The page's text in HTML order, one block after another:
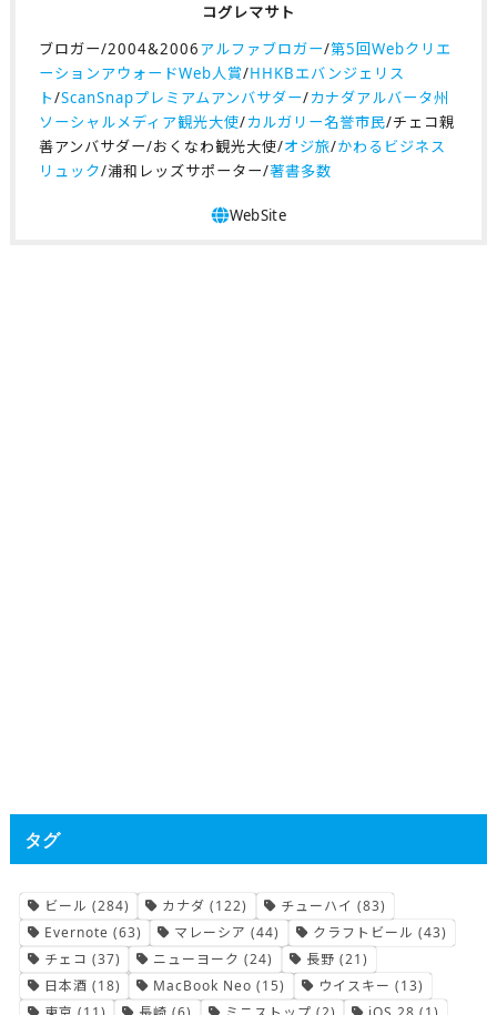
コグレマサト
ブロガー/2004&2006アルファブロガー/第5回Webクリエ
ーションアウォードWeb人賞/HHKBエバンジェリス
ト/ScanSnapプレミアムアンバサダー/カナダアルバータ州
ソーシャルメディア観光大使/カルガリー名誉市民/チェコ親
善アンバサダー/おくなわ観光大使/オジ旅/かわるビジネス
リュック/浦和レッズサポーター/著書多数
タグ
ビール (284) カナダ (122) チューハイ (83)
Evernote (63) マレーシア (44) クラフトビール (43)
チェコ (37) ニューヨーク (24) 長野 (21)
日本酒 (18) MacBook Neo (15) ウイスキー (13)